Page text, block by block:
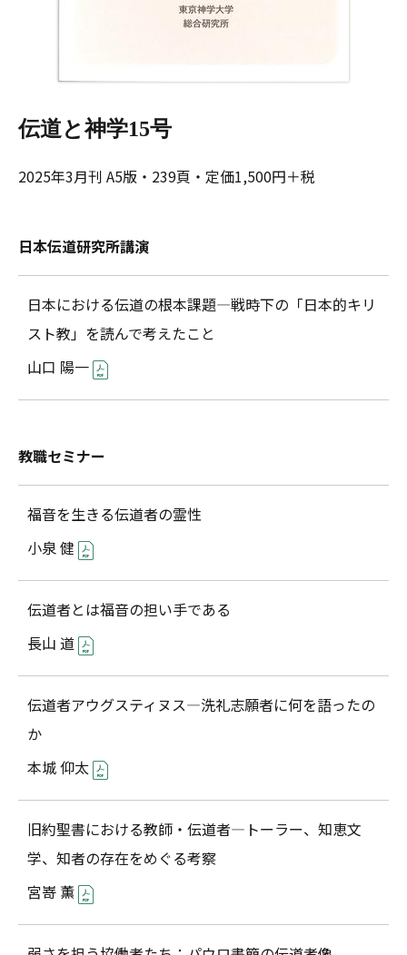
伝道と神学15号
2025年3月刊 A5版・239頁・定価1,500円＋税
日本伝道研究所講演
日本における伝道の根本課題―戦時下の「日本的キリ
スト教」を読んで考えたこと
山口 陽一
教職セミナー
福音を生きる――伝道者の霊性
小泉 健
伝道者とは福音の担い手である
長山 道
伝道者アウグスティヌス―洗礼志願者に何を語ったの
か
本城 仰太
旧約聖書における教師・伝道者―トーラー、知恵文
学、知者の存在をめぐる考察
宮嵜 薫